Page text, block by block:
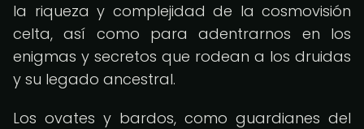
la riqueza y complejidad de la cosmovisión
celta, así como para adentrarnos en los
enigmas y secretos que rodean a los druidas
y su legado ancestral.
Los ovates y bardos, como guardianes del